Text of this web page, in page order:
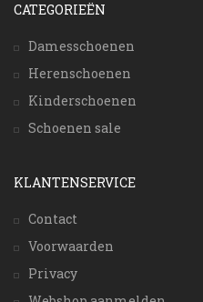
CATEGORIEËN
Damesschoenen
Herenschoenen
Kinderschoenen
Schoenen sale
KLANTENSERVICE
Contact
Voorwaarden
Privacy